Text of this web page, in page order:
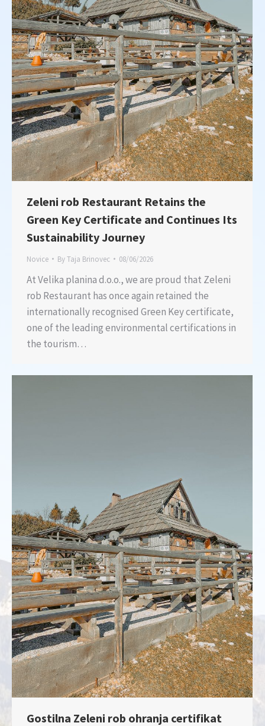
Zeleni rob Restaurant Retains the
Green Key Certificate and Continues Its
Sustainability Journey
Novice ByTaja Brinovec 08/06/2026
At Velika planina d.o.o., we are proud that Zeleni
rob Restaurant has once again retained the
internationally recognised Green Key certificate,
one of the leading environmental certifications in
the tourism…
Gostilna Zeleni rob ohranja certifikat